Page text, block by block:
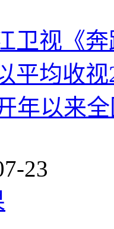
卫视《
平均收
年以来
23